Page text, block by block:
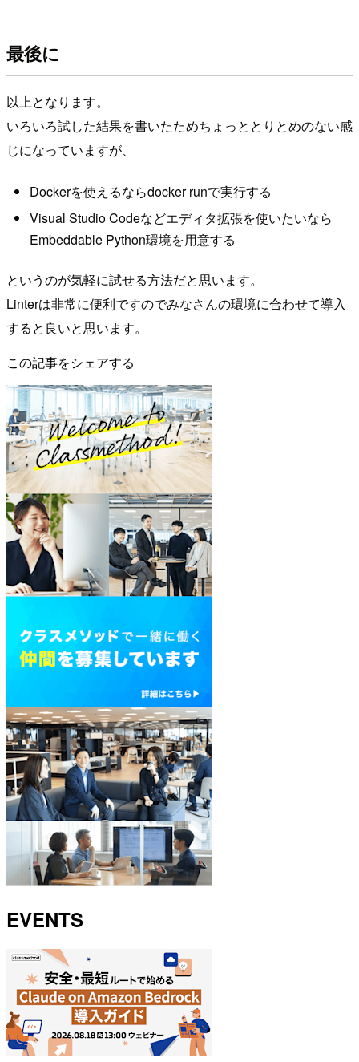
最後に
以上となります。
いろいろ試した結果を書いたためちょっととりとめのない感
じになっていますが、
Dockerを使えるならdocker runで実行する
Visual Studio Codeなどエディタ拡張を使いたいなら
Embeddable Python環境を用意する
というのが気軽に試せる方法だと思います。
Linterは非常に便利ですのでみなさんの環境に合わせて導入
すると良いと思います。
この記事をシェアする
EVENTS